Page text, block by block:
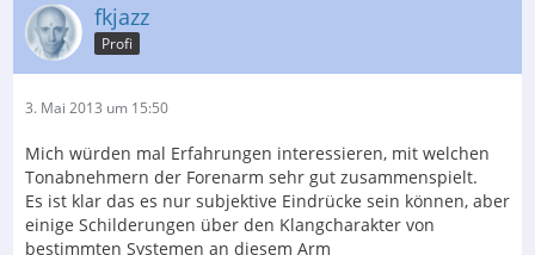
fkjazz
Profi
3. Mai 2013 um 15:50
Mich würden mal Erfahrungen interessieren, mit welchen
Tonabnehmern der Forenarm sehr gut zusammenspielt.
Es ist klar das es nur subjektive Eindrücke sein können, aber
einige Schilderungen über den Klangcharakter von
bestimmten Systemen an diesem Arm